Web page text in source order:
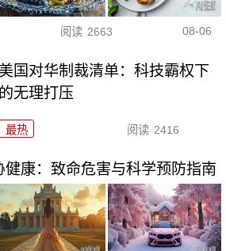
阅读 2663 08-06
美国对华制裁清单：科技霸权下
的无理打压
最热 阅读 2416
康：致命危害与科学预防指南